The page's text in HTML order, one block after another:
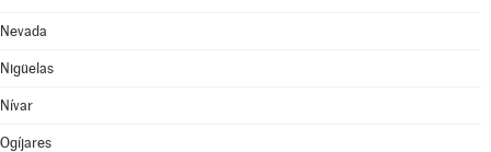
Nevada
Nigüelas
Nívar
Ogíjares